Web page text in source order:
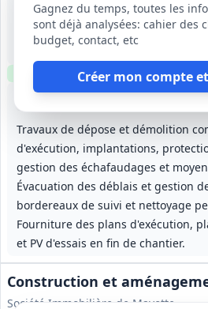
Gagnez du temps, toutes les
sont déjà analysées: cahier des
budget, contact, etc
Créer mon compte
Travaux de dépose et démolition
d'exécution, implantations,
gestion des échafaudages et
Évacuation des déblais et gestion
bordereaux de suivi et nettoyage
Fourniture des plans d'exécution,
et PV d'essais en fin de chantier.
Florange (57)
2 semaines
Clause environnementale Visite
Construction et
Société Immobilière de Mayotte